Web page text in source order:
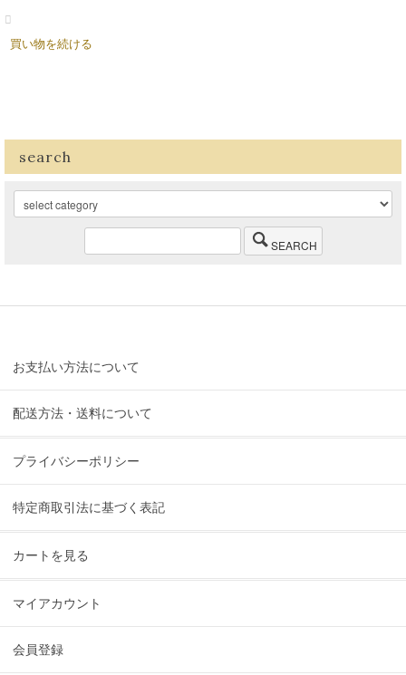
買い物を続ける
search
SEARCH
お支払い方法について
配送方法・送料について
プライバシーポリシー
特定商取引法に基づく表記
カートを見る
マイアカウント
会員登録